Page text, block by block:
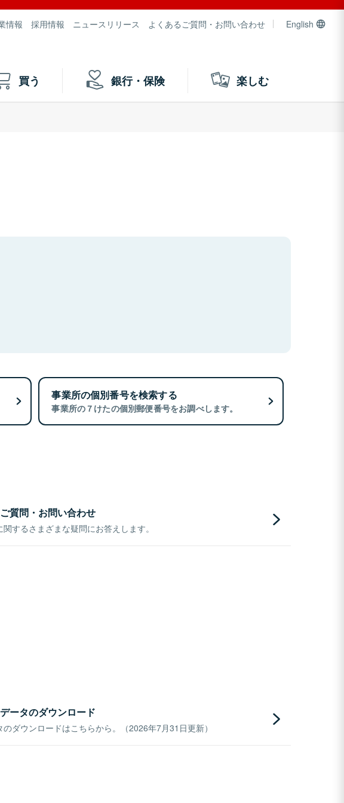
情報 採用情報 ニュースリリース よくあるご質問・お問い合わせ English
買う 銀行・保険 楽しむ
事業所の個別番号を検索する
事業所の７けたの個別郵便番号をお調べします。
質問・お問い合わせ
するさまざまな疑問にお答えします。
ータのダウンロード
のダウンロードはこちらから。（2026年7月31日更新）